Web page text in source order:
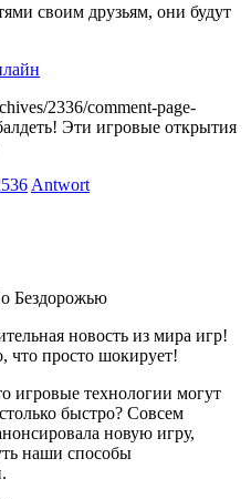
своим друзьям, они будут
2336/comment-page-
Эти игровые открытия
Antwort
Бездорожью
новость из мира игр!
что просто шокирует!
игровые технологии могут
быстро? Совсем
новую игру,
наши способы